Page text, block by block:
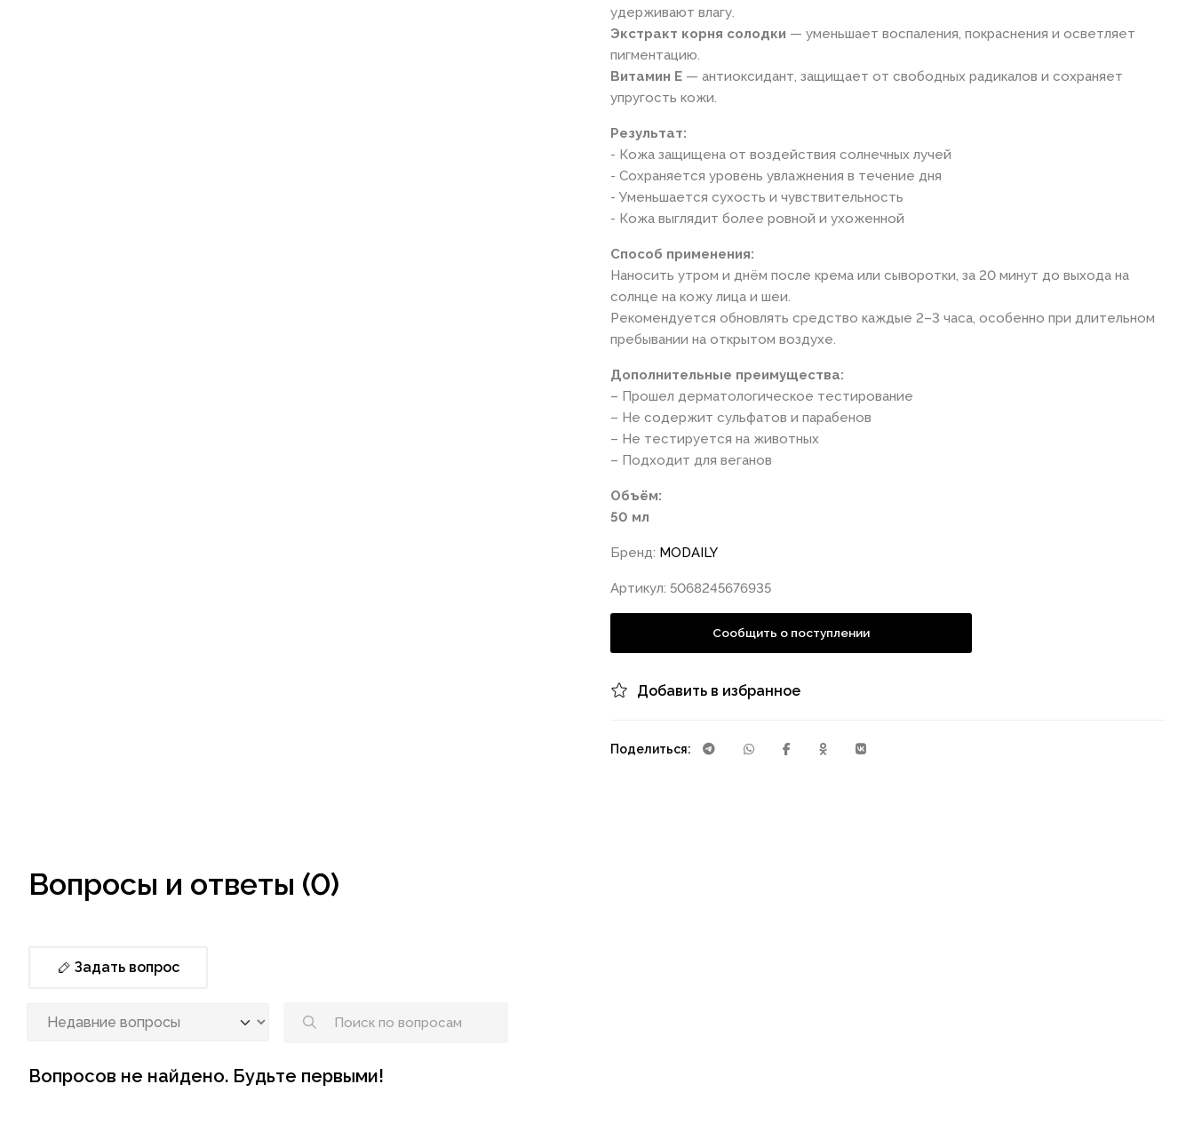
удерживают влагу.
Экстракт корня солодки — уменьшает воспаления, покраснения и осветляет
пигментацию.
Витамин E — антиоксидант, защищает от свободных радикалов и сохраняет
упругость кожи.
Результат:
- Кожа защищена от воздействия солнечных лучей
- Сохраняется уровень увлажнения в течение дня
- Уменьшается сухость и чувствительность
- Кожа выглядит более ровной и ухоженной
Способ применения:
Наносить утром и днём после крема или сыворотки, за 20 минут до выхода на
солнце на кожу лица и шеи.
Рекомендуется обновлять средство каждые 2–3 часа, особенно при длительном
пребывании на открытом воздухе.
Дополнительные преимущества:
– Прошел дерматологическое тестирование
– Не содержит сульфатов и парабенов
– Не тестируется на животных
– Подходит для веганов
Объём:
50 мл
Бренд: MODAILY
Артикул: 5068245676935
Сообщить о поступлении
Добавить в избранное
Поделиться:
Вопросы и ответы (0)
Задать вопрос
Вопросов не найдено. Будьте первыми!